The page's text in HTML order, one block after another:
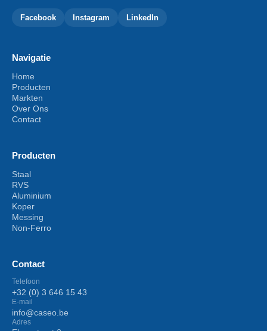
Facebook Instagram LinkedIn
Navigatie
Home
Producten
Markten
Over Ons
Contact
Producten
Staal
RVS
Aluminium
Koper
Messing
Non-Ferro
Contact
Telefoon
+32 (0) 3 646 15 43
E-mail
info@caseo.be
Adres